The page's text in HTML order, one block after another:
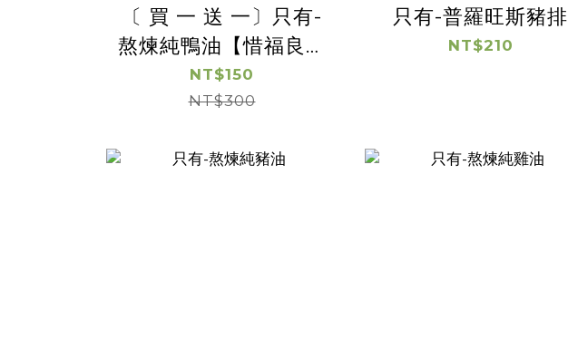
〔 買 一 送 一〕只有-
熬煉純鴨油【惜福良品
優惠】(有效日期
2026/08/16)
NT$150
NT$300
只有-普羅旺斯豬排
NT$210